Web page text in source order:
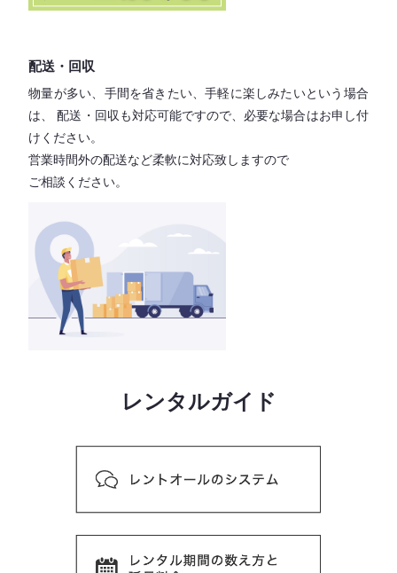
配送・回収
物量が多い、手間を省きたい、手軽に楽しみたいという場合
は、
配送・回収も対応可能ですので、必要な場合はお申し付
けください。
営業時間外の配送など柔軟に対応致しますので
ご相談ください。
レンタルガイド